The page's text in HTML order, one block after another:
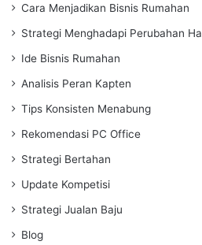
Cara Menjadikan Bisnis Rumahan
Strategi Menghadapi Perubahan
Ide Bisnis Rumahan
Analisis Peran Kapten
Tips Konsisten Menabung
Rekomendasi PC Office
Strategi Bertahan
Update Kompetisi
Strategi Jualan Baju
Blog